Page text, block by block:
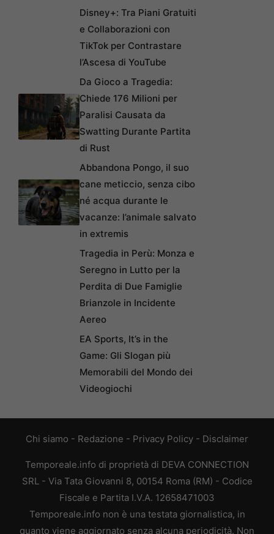
Disney+: Tra Piani Gratuiti
e Collaborazioni con
TikTok per Contrastare
l’Ascesa di YouTube
Da Gioco a Tragedia:
Chiede 176 Milioni per
Paralisi Causata da
Swatting Durante Partita
di Rust
Abbandona Pongo, il suo
cane meticcio, senza cibo
né acqua durante le
vacanze: l’animale salvato
in extremis
Tragedia in Perù: Monza e
Seregno in Lutto per la
Perdita di Due Famiglie
Brianzole in Incidente
Aereo
EA Sports, It’s in the
Game: Gli Slogan più
Memorabili del Mondo dei
Videogiochi
Chi siamo - Redazione - Privacy Policy - Disclaimer
Temporeale.info di proprietà di DEVA CONNECTION
SRL - Via Tata Giovanni 8, 00154 Roma (RM) - Codice
Fiscale e Partita I.V.A. 12658471003
Temporeale.info non è una testata giornalistica, in
quanto viene aggiornato senza alcuna periodicità. Non